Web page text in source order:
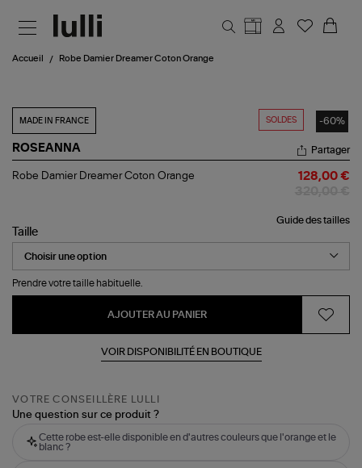
Accueil Robe Damier Dreamer Coton Orange
SOLDES -60%
MADE IN FRANCE
ROSEANNA
Robe
Orange
Partager
Robe Damier Dreamer Coton Orange 128,00 €
Guide des tailles
Taille
Prendre votre taille habituelle.
AJOUTER AU PANIER
VOIR DISPONIBILITÉ EN BOUTIQUE
VOTRE CONSEILLÈRE LULLI
Une question sur ce produit ?
Cette robe est-elle disponible en d'autres couleurs que l'orange et le
blanc ?